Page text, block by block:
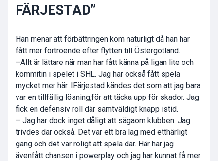
FÄRJESTAD”
Han menar att förbättringen kom naturligt då han har
fått mer förtroende efter flytten till Östergötland.
–Allt är lättare när man har fått känna på ligan lite och
kommitin i spelet i SHL. Jag har också fått spela
mycket mer här. IFärjestad kändes det som att jag bara
var en tillfällig lösning,för att täcka upp för skador. Jag
fick en defensiv roll där samtväldigt knapp istid.
– Jag har dock inget dåligt att sägaom klubben. Jag
trivdes där också. Det var ett bra lag med etthärligt
gäng och det var roligt att spela där. Här har jag
ävenfått chansen i powerplay och jag har kunnat få mer